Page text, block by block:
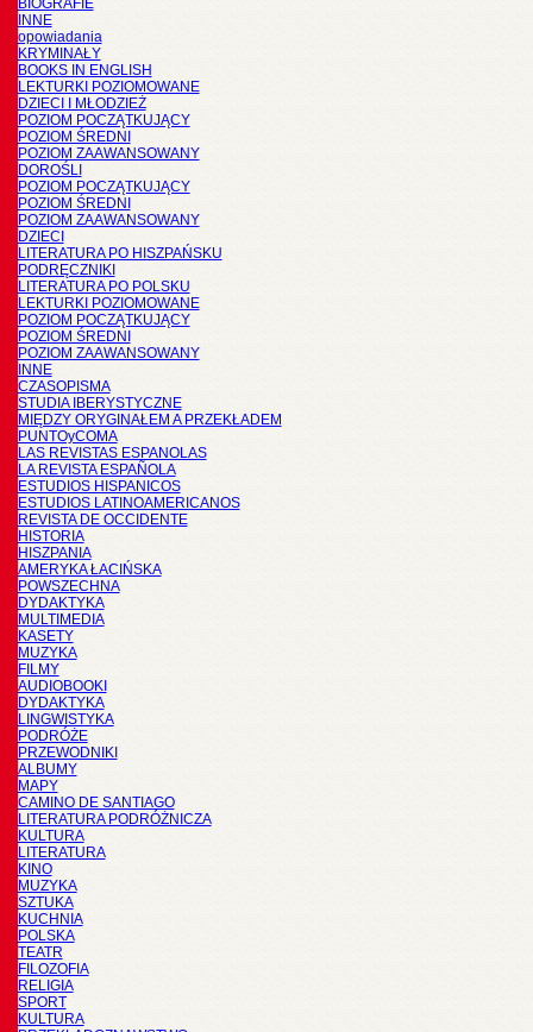
BIOGRAFIE
INNE
opowiadania
KRYMINAŁY
BOOKS IN ENGLISH
LEKTURKI POZIOMOWANE
DZIECI I MŁODZIEŻ
POZIOM POCZĄTKUJĄCY
POZIOM ŚREDNI
POZIOM ZAAWANSOWANY
DOROŚLI
POZIOM POCZĄTKUJĄCY
POZIOM ŚREDNI
POZIOM ZAAWANSOWANY
DZIECI
LITERATURA PO HISZPAŃSKU
PODRĘCZNIKI
LITERATURA PO POLSKU
LEKTURKI POZIOMOWANE
POZIOM POCZĄTKUJĄCY
POZIOM ŚREDNI
POZIOM ZAAWANSOWANY
INNE
CZASOPISMA
STUDIA IBERYSTYCZNE
MIĘDZY ORYGINAŁEM A PRZEKŁADEM
PUNTOyCOMA
LAS REVISTAS ESPANOLAS
LA REVISTA ESPAÑOLA
ESTUDIOS HISPANICOS
ESTUDIOS LATINOAMERICANOS
REVISTA DE OCCIDENTE
HISTORIA
HISZPANIA
AMERYKA ŁACIŃSKA
POWSZECHNA
DYDAKTYKA
MULTIMEDIA
KASETY
MUZYKA
FILMY
AUDIOBOOKI
DYDAKTYKA
LINGWISTYKA
PODRÓŻE
PRZEWODNIKI
ALBUMY
MAPY
CAMINO DE SANTIAGO
LITERATURA PODRÓŻNICZA
KULTURA
LITERATURA
KINO
MUZYKA
SZTUKA
KUCHNIA
POLSKA
TEATR
FILOZOFIA
RELIGIA
SPORT
KULTURA